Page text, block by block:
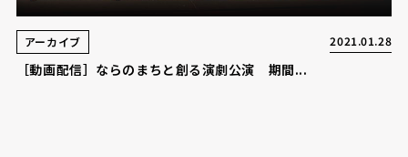
アーカイブ 2021.01.28
［動画配信］ならのまちと創る演劇公演 期間...